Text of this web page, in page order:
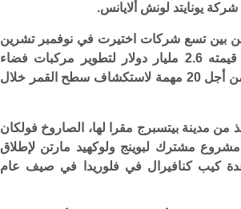
يونايتد لونش ألايانس.
بين تسع شركات اختيرت في نوفمبر تشرين
الثاني للتنافس على عقد قيمته 2.6 مليار دولار لتطوير مركبات فضاء
صغيرة وتكنولوجيا أخرى من أجل 20 مهمة لاستكشاف سطح القمر خلال
من مدينة بيتسبرج مقرا لها، الصاروخ فولكان
مشترك لبوينج ولوكهيد مارتن لإطلاق
كيب كنافيرال في فلوريدا في صيف عام